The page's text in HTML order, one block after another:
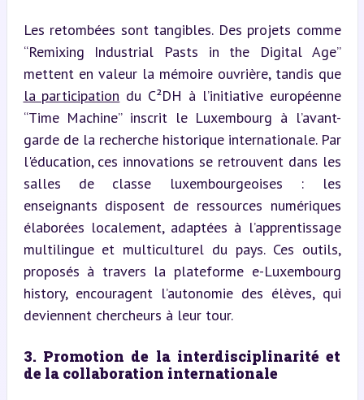
Les retombées sont tangibles. Des projets comme
“Remixing Industrial Pasts in the Digital Age”
mettent en valeur la mémoire ouvrière, tandis que
la participation du C²DH à l’initiative européenne
“Time Machine” inscrit le Luxembourg à l’avant-
garde de la recherche historique internationale. Par
l'éducation, ces innovations se retrouvent dans les
salles de classe luxembourgeoises : les
enseignants disposent de ressources numériques
élaborées localement, adaptées à l’apprentissage
multilingue et multiculturel du pays. Ces outils,
proposés à travers la plateforme e-Luxembourg
history, encouragent l’autonomie des élèves, qui
deviennent chercheurs à leur tour.
3. Promotion de la interdisciplinarité et
de la collaboration internationale